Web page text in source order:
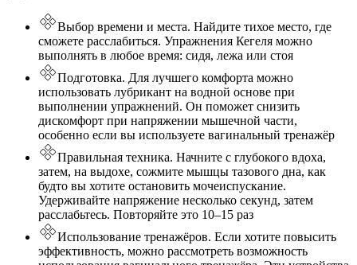
Выбор времени и места. Найдите тихое место, где
сможете расслабиться. Упражнения Кегеля можно
выполнять в любое время: сидя, лежа или стоя
Подготовка. Для лучшего комфорта можно
использовать лубрикант на водной основе при
выполнении упражнений. Он поможет снизить
дискомфорт при напряжении мышечной части,
особенно если вы используете вагинальный тренажёр
Правильная техника. Начните с глубокого вдоха,
затем, на выдохе, сожмите мышцы тазового дна, как
будто вы хотите остановить мочеиспускание.
Удерживайте напряжение несколько секунд, затем
расслабьтесь. Повторяйте это 10–15 раз
Использование тренажёров. Если хотите повысить
эффективность, можно рассмотреть возможность